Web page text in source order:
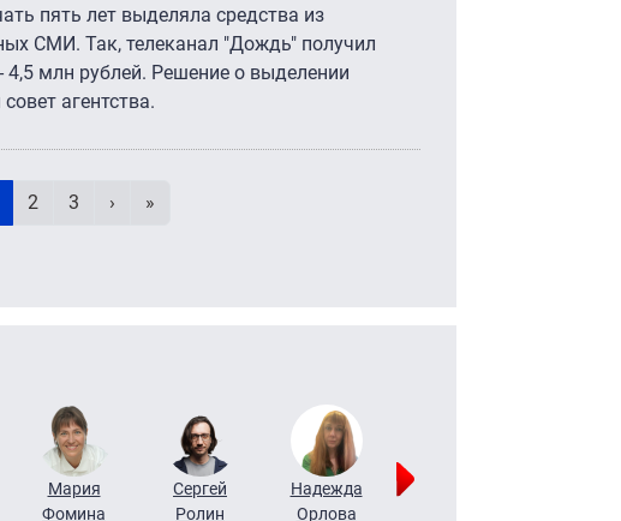
пять лет выделяла средства из
СМИ. Так, телеканал "Дождь" получил
4,5 млн рублей. Решение о выделении
агентства.
страница
Page
2 Page
3 Следующая страница
› Последняя страница
»
Мария
Фомина
Сергей
Ролин
Надежда
Орлова